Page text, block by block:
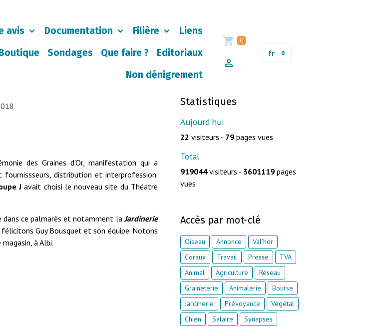
avis Documentation Filière
Liens
Sondages Que faire ?
Editoriaux
Non dénigrement
0
des Graines d'Or, manifestation qui a
distribution et interprofession.
J avait choisi le nouveau site du Théatre
dans ce palmarès et notamment laJardinerie
Guy Bousquet et son équipe. Notons
à Albi.
Statistiques
Aujourd'hui
22 visiteurs - 79pages vues
Total
919044visiteurs - 3601119pages
vues
Accès par mot-clé
Oiseau Annonce
Val'hor
Coraux
Travail Presse
TVA
Animal
Agriculture
Réseau
Graineterie
Animalerie
Bourse
Jardinerie
Prévoyance
Végétal
Chien
Salaire
Synapses